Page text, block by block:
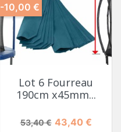
Lot 6 Fourreau
190cm x45mm...
Prix de base
53,40 € Prix
43,40 €
-10,00 €